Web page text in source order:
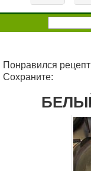
Понравился
Сохраните: